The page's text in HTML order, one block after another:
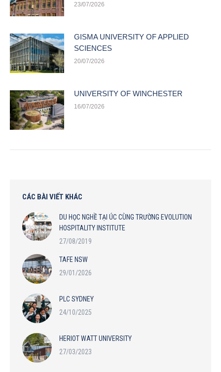
23/07/2026
GISMA UNIVERSITY OF APPLIED
SCIENCES
20/07/2026
UNIVERSITY OF WINCHESTER
16/07/2026
CÁC BÀI VIẾT KHÁC
DU HỌC NGHỀ TẠI ÚC CÙNG TRƯỜNG EVOLUTION
HOSPITALITY INSTITUTE
27/08/2019
TAFE NSW
29/01/2026
PLC SYDNEY
24/10/2025
HERIOT WATT UNIVERSITY
27/03/2023